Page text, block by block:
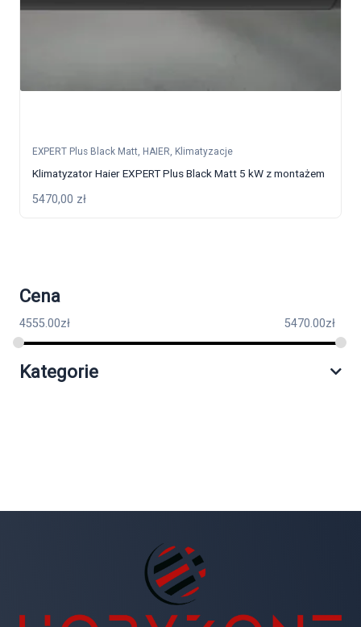
EXPERT Plus Black Matt, HAIER, Klimatyzacje
Klimatyzator Haier EXPERT Plus Black Matt 5 kW z montażem
5470,00 zł
Cena
4555.00zł 5470.00zł
Kategorie